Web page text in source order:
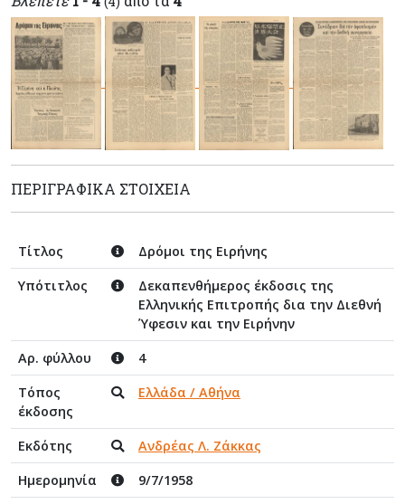
ΠΕΡΙΓΡΑΦΙΚΆ ΣΤΟΙΧΕΊΑ
Τίτλος
Δρόμοι της Ειρήνης
Υπότιτλος
Δεκαπενθήμερος έκδοσις της
Ελληνικής Επιτροπής δια την Διεθνή
Ύφεσιν και την Ειρήνην
Αρ. φύλλου
4
Τόπος
έκδοσης
Ελλάδα / Αθήνα
Εκδότης
Ανδρέας Λ. Ζάκκας
Ημερομηνία
9/7/1958